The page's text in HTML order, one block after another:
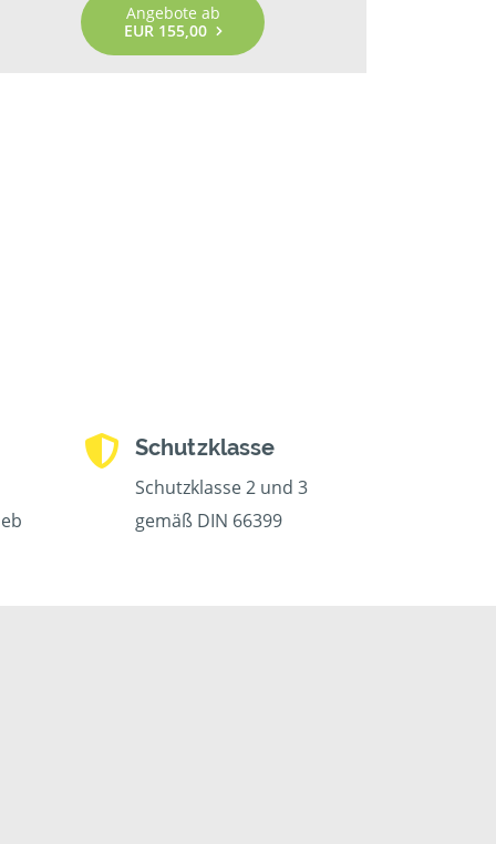
Angebote ab
EUR 155,00
Schutzklasse
Schutzklasse 2 und 3
gemäß DIN 66399